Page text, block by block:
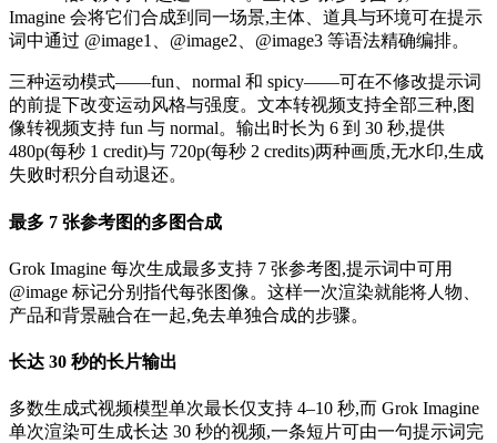
Imagine 会将它们合成到同一场景,主体、道具与环境可在提示
词中通过 @image1、@image2、@image3 等语法精确编排。
三种运动模式——fun、normal 和 spicy——可在不修改提示词
的前提下改变运动风格与强度。文本转视频支持全部三种,图
像转视频支持 fun 与 normal。输出时长为 6 到 30 秒,提供
480p(每秒 1 credit)与 720p(每秒 2 credits)两种画质,无水印,生成
失败时积分自动退还。
最多 7 张参考图的多图合成
Grok Imagine 每次生成最多支持 7 张参考图,提示词中可用
@image 标记分别指代每张图像。这样一次渲染就能将人物、
产品和背景融合在一起,免去单独合成的步骤。
长达 30 秒的长片输出
多数生成式视频模型单次最长仅支持 4–10 秒,而 Grok Imagine
单次渲染可生成长达 30 秒的视频,一条短片可由一句提示词完